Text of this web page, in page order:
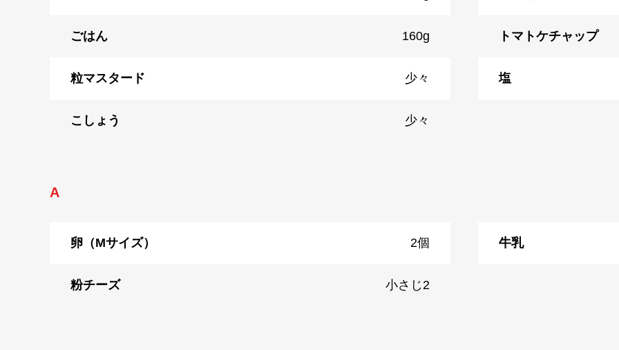
ごはん 160g トマトケチャップ
粒マスタード 少々 塩
こしょう 少々
A
卵（Mサイズ） 2個 牛乳
粉チーズ 小さじ2